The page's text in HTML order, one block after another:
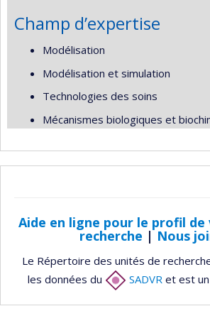
Champ d’expertise
Modélisation
Modélisation et simulation
Technologies des soins
Mécanismes biologiques et
Aide en ligne pour le profil
recherche | Nous
Le Répertoire des unités de
les données du
SADVR et est